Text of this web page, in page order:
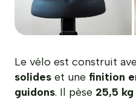
Le vélo est construit
solides et une finition
guidons. Il pèse 25,5 kg